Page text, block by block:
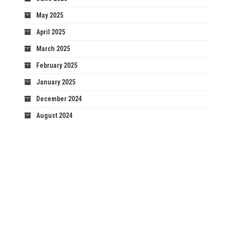
May 2025
April 2025
March 2025
February 2025
January 2025
December 2024
August 2024